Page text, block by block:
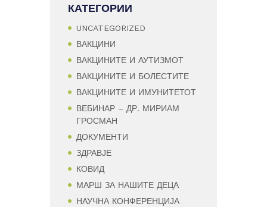
КАТЕГОРИИ
UNCATEGORIZED
ВАКЦИНИ
ВАКЦИНИТЕ И АУТИЗМОТ
ВАКЦИНИТЕ И БОЛЕСТИТЕ
ВАКЦИНИТЕ И ИМУНИТЕТОТ
ВЕБИНАР – ДР. МИРИАМ
ГРОСМАН
ДОКУМЕНТИ
ЗДРАВЈЕ
КОВИД
МАРШ ЗА НАШИТЕ ДЕЦА
НАУЧНА КОНФЕРЕНЦИЈА